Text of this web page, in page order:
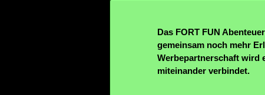
Das FORT FUN
gemeinsam noch mehr
Werbepartnerschaft wird
miteinander verbindet.